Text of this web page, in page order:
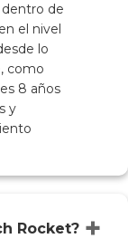
dentro de
el nivel
lo
como
8 años
y
Rocket? +